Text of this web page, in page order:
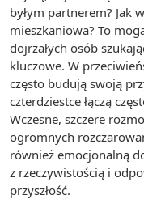
byłym partnerem? Jak
mieszkaniowa? To
dojrzałych osób
kluczowe. W
często budują swoją
czterdziestce łączą
Wczesne, szczere
ogromnych
również emocjonalną
z rzeczywistością i
przyszłość.